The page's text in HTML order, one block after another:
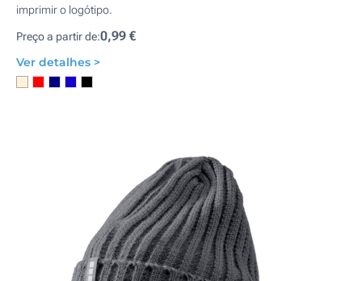
imprimir o logótipo.
Preço a partir de:0,99 €
Ver detalhes >